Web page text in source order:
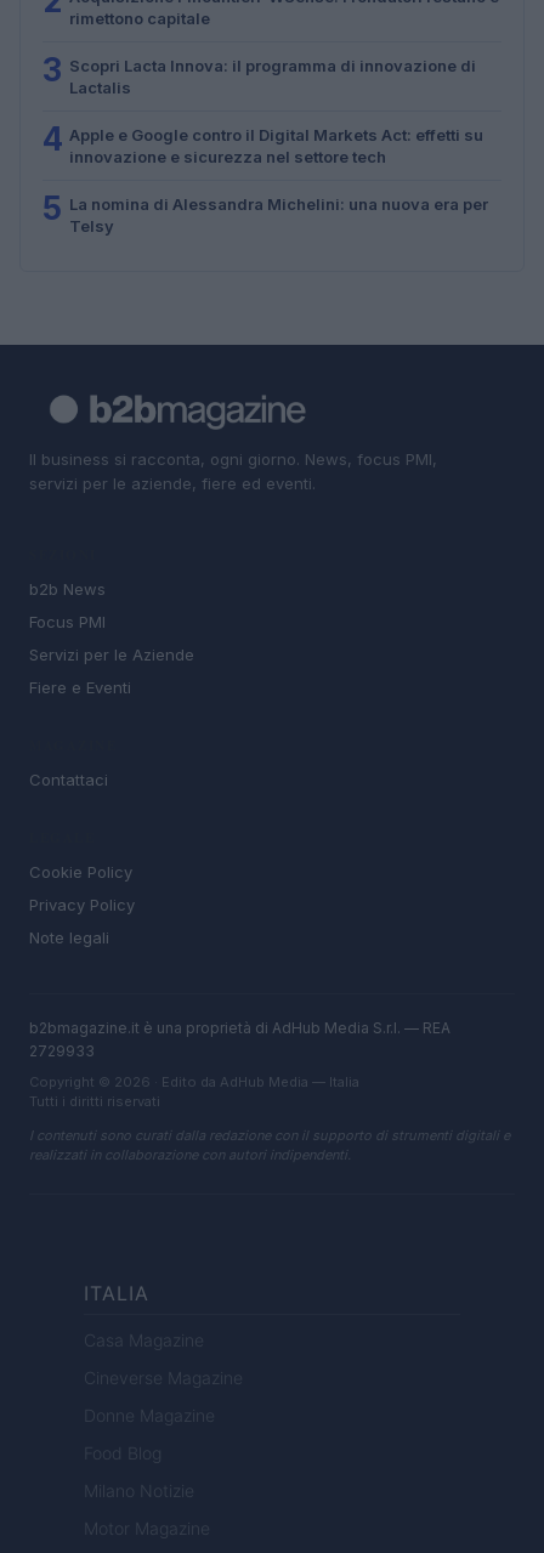
rimettono capitale
3 Scopri Lacta Innova: il programma di innovazione di
Lactalis
4 Apple e Google contro il Digital Markets Act: effetti su
innovazione e sicurezza nel settore tech
5 La nomina di Alessandra Michelini: una nuova era per
Telsy
Il business si racconta, ogni giorno. News, focus PMI,
servizi per le aziende, fiere ed eventi.
b2b News
Focus PMI
Servizi per le Aziende
Fiere e Eventi
Contattaci
Cookie Policy
Privacy Policy
Note legali
b2bmagazine.it è una proprietà di AdHub Media S.r.l. — REA
2729933
Copyright © 2026 · Edito da AdHub Media — Italia
Tutti i diritti riservati
I contenuti sono curati dalla redazione con il supporto di strumenti digitali e
realizzati in collaborazione con autori indipendenti.
ITALIA
Casa Magazine
Cineverse Magazine
Donne Magazine
Food Blog
Milano Notizie
Motor Magazine